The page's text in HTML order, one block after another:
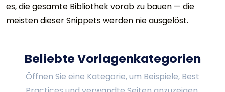
es, die gesamte Bibliothek vorab zu bauen — die
meisten dieser Snippets werden nie ausgelöst.
Beliebte Vorlagenkategorien
Öffnen Sie eine Kategorie, um Beispiele, Best